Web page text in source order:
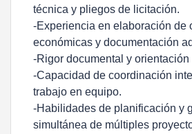
técnica y pliegos de licitación.
-Experiencia en elaboración de
económicas y documentación
-Rigor documental y orientación
-Capacidad de coordinación
trabajo en equipo.
-Habilidades de planificación y
simultánea de múltiples